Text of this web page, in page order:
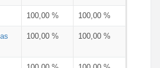
100,00 % 100,00 %
100,00 % 100,00 %